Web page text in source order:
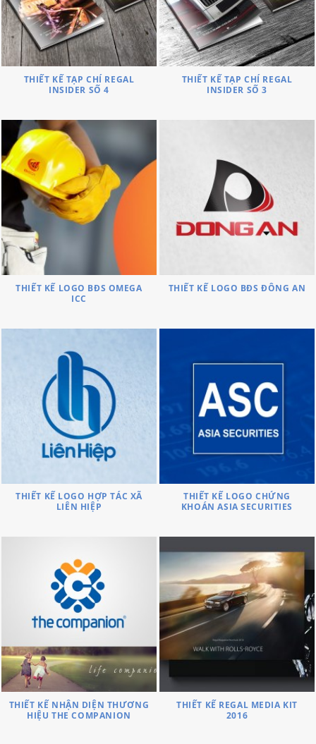
THIẾT KẾ TẠP CHÍ REGAL
INSIDER SỐ 4
THIẾT KẾ TẠP CHÍ REGAL
INSIDER SỐ 3
THIẾT KẾ LOGO BĐS OMEGA
ICC
THIẾT KẾ LOGO BĐS ĐÔNG AN
THIẾT KẾ LOGO HỢP TÁC XÃ
LIÊN HIỆP
THIẾT KẾ LOGO CHỨNG
KHOÁN ASIA SECURITIES
THIẾT KẾ NHẬN DIỆN THƯƠNG
HIỆU THE COMPANION
THIẾT KẾ REGAL MEDIA KIT
2016